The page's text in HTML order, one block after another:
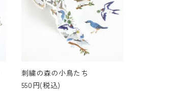
刺繍の森の小鳥たち
550円(税込)